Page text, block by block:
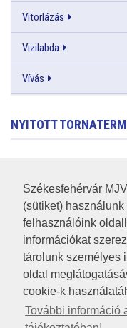
Székesfehérvár
(sütiket)
felhasználóink
információkat
tárolunk személyes
oldal
cookie-k
További információ
Vitorlázás
Vizilabda
Vívás
NYITOTT
RSS
A HONLAP 2017.03.31-I
JOGI NYILATKOZAT
IMPRESSZUM